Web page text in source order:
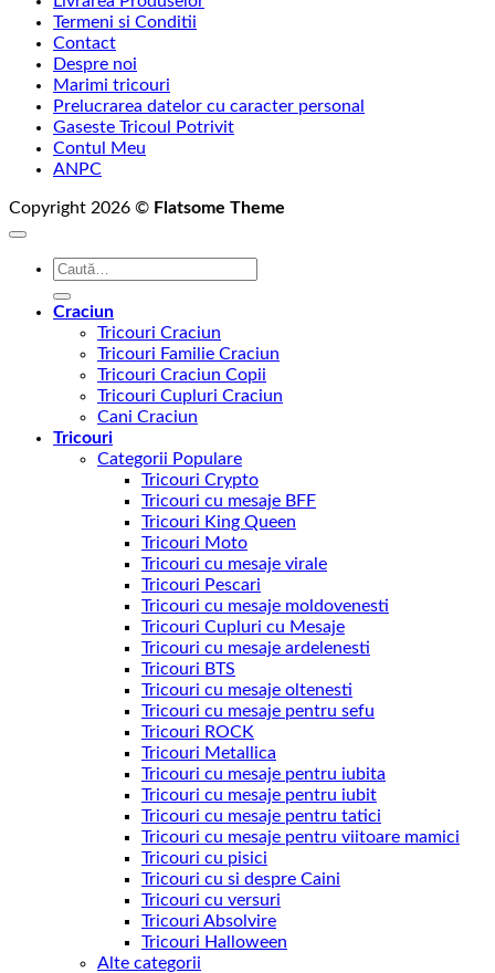
Termeni si Conditii
Contact
Despre noi
Marimi tricouri
Prelucrarea datelor cu caracter personal
Gaseste Tricoul Potrivit
Contul Meu
ANPC
Copyright 2026 © Flatsome Theme
Caută
Craciun
Tricouri Craciun
Tricouri Familie Craciun
Tricouri Craciun Copii
Tricouri Cupluri Craciun
Cani Craciun
Tricouri
Categorii Populare
Tricouri Crypto
Tricouri cu mesaje BFF
Tricouri King Queen
Tricouri Moto
Tricouri cu mesaje virale
Tricouri Pescari
Tricouri cu mesaje moldovenesti
Tricouri Cupluri cu Mesaje
Tricouri cu mesaje ardelenesti
Tricouri BTS
Tricouri cu mesaje oltenesti
Tricouri cu mesaje pentru sefu
Tricouri ROCK
Tricouri Metallica
Tricouri cu mesaje pentru iubita
Tricouri cu mesaje pentru iubit
Tricouri cu mesaje pentru tatici
Tricouri cu mesaje pentru viitoare mamici
Tricouri cu pisici
Tricouri cu si despre Caini
Tricouri cu versuri
Tricouri Absolvire
Tricouri Halloween
Alte categorii